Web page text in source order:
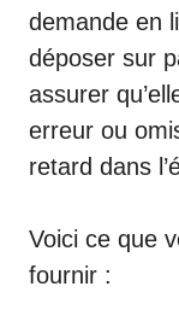
demande en
déposer sur
assurer
erreur ou
retard dans
Voici ce que
fournir :